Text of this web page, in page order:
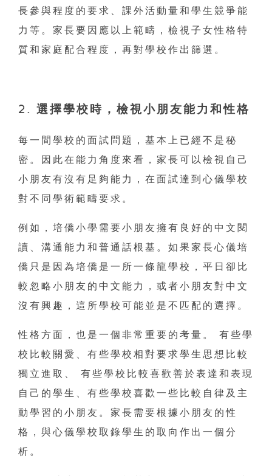
長參與程度的要求、課外活動量和學生競爭能
力等。家長要因應以上範疇，檢視子女性格特
質和家庭配合程度，再對學校作出篩選。
2. 選擇學校時，檢視小朋友能力和性格
每一間學校的面試問題，基本上已經不是秘
密。因此在能力角度來看，家長可以檢視自己
小朋友有沒有足夠能力，在面試達到心儀學校
對不同學術範疇要求。
例如，培僑小學需要小朋友擁有良好的中文閱
讀、溝通能力和普通話根基。如果家長心儀培
僑只是因為培僑是一所一條龍學校，平日卻比
較忽略小朋友的中文能力，或者小朋友對中文
沒有興趣，這所學校可能並是不匹配的選擇。
性格方面，也是一個非常重要的考量。 有些學
校比較關愛、有些學校相對要求學生思想比較
獨立進取、 有些學校比較喜歡善於表達和表現
自己的學生、有些學校喜歡一些比較自律及主
動學習的小朋友。家長需要根據小朋友的性
格，與心儀學校取錄學生的取向作出一個分
析。